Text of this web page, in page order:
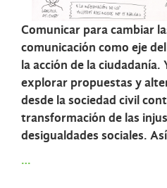
Comunicar para cambiar
comunicación como eje
la acción de la ciudadanía.
explorar propuestas y
desde la sociedad civil
transformación de las
desigualdades sociales.
…